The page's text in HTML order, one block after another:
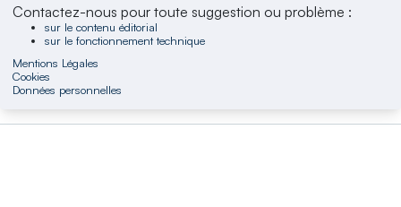
Contactez-nous pour toute suggestion ou problème :
sur le contenu éditorial
sur le fonctionnement technique
Mentions Légales
Cookies
Données personnelles